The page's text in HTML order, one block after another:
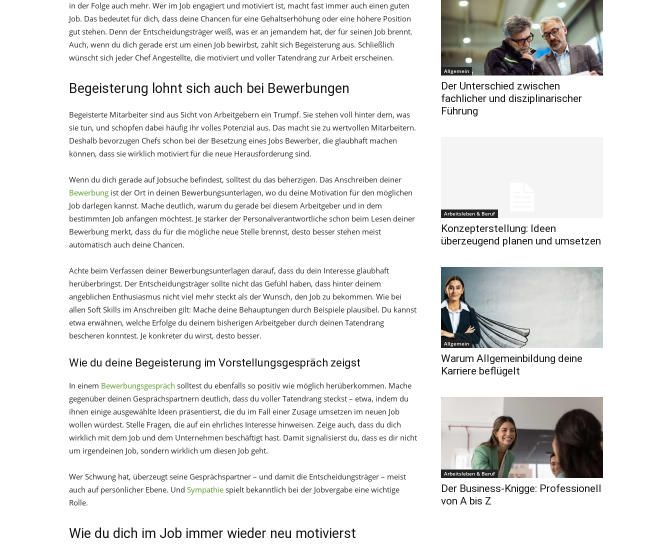
in der Folge auch mehr. Wer im Job engagiert und motiviert ist, macht fast immer auch einen guten
Job. Das bedeutet für dich, dass deine Chancen für eine Gehaltserhöhung oder eine höhere Position
gut stehen. Denn der Entscheidungsträger weiß, was er an jemandem hat, der für seinen Job brennt.
Auch, wenn du dich gerade erst um einen Job bewirbst, zahlt sich Begeisterung aus. Schließlich
wünscht sich jeder Chef Angestellte, die motiviert und voller Tatendrang zur Arbeit erscheinen.
Begeisterung lohnt sich auch bei Bewerbungen
Begeisterte Mitarbeiter sind aus Sicht von Arbeitgebern ein Trumpf. Sie stehen voll hinter dem, was
sie tun, und schöpfen dabei häufig ihr volles Potenzial aus. Das macht sie zu wertvollen Mitarbeitern.
Deshalb bevorzugen Chefs schon bei der Besetzung eines Jobs Bewerber, die glaubhaft machen
können, dass sie wirklich motiviert für die neue Herausforderung sind.
Wenn du dich gerade auf Jobsuche befindest, solltest du das beherzigen. Das Anschreiben deiner
Bewerbung ist der Ort in deinen Bewerbungsunterlagen, wo du deine Motivation für den möglichen
Job darlegen kannst. Mache deutlich, warum du gerade bei diesem Arbeitgeber und in dem
bestimmten Job anfangen möchtest. Je stärker der Personalverantwortliche schon beim Lesen deiner
Bewerbung merkt, dass du für die mögliche neue Stelle brennst, desto besser stehen meist
automatisch auch deine Chancen.
Achte beim Verfassen deiner Bewerbungsunterlagen darauf, dass du dein Interesse glaubhaft
herüberbringst. Der Entscheidungsträger sollte nicht das Gefühl haben, dass hinter deinem
angeblichen Enthusiasmus nicht viel mehr steckt als der Wunsch, den Job zu bekommen. Wie bei
allen Soft Skills im Anschreiben gilt: Mache deine Behauptungen durch Beispiele plausibel. Du kannst
etwa erwähnen, welche Erfolge du deinem bisherigen Arbeitgeber durch deinen Tatendrang
bescheren konntest. Je konkreter du wirst, desto besser.
Wie du deine Begeisterung im Vorstellungsgespräch zeigst
In einem Bewerbungsgespräch solltest du ebenfalls so positiv wie möglich herüberkommen. Mache
gegenüber deinen Gesprächspartnern deutlich, dass du voller Tatendrang steckst – etwa, indem du
ihnen einige ausgewählte Ideen präsentierst, die du im Fall einer Zusage umsetzen im neuen Job
wollen würdest. Stelle Fragen, die auf ein ehrliches Interesse hinweisen. Zeige auch, dass du dich
wirklich mit dem Job und dem Unternehmen beschäftigt hast. Damit signalisierst du, dass es dir nicht
um irgendeinen Job, sondern wirklich um diesen Job geht.
Wer Schwung hat, überzeugt seine Gesprächspartner – und damit die Entscheidungsträger – meist
auch auf persönlicher Ebene. Und Sympathie spielt bekanntlich bei der Jobvergabe eine wichtige
Rolle.
Wie du dich im Job immer wieder neu motivierst
Allgemein
Der Unterschied zwischen
fachlicher und disziplinarischer
Führung
Arbeitsleben & Beruf
Konzepterstellung: Ideen
überzeugend planen und umsetzen
Allgemein
Warum Allgemeinbildung deine
Karriere beflügelt
Arbeitsleben & Beruf
Der Business-Knigge: Professionell
von A bis Z